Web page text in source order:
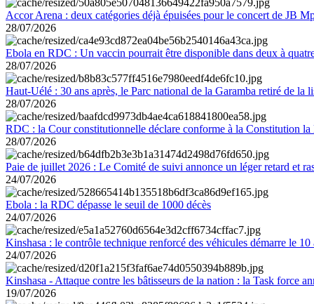
Accor Arena : deux catégories déjà épuisées pour le concert de JB
28/07/2026
Ebola en RDC : Un vaccin pourrait être disponible dans deux à
28/07/2026
Haut-Uélé : 30 ans après, le Parc national de la Garamba retiré de la
28/07/2026
RDC : la Cour constitutionnelle déclare conforme à la Constitution la
28/07/2026
Paie de juillet 2026 : Le Comité de suivi annonce un léger retard et
24/07/2026
Ebola : la RDC dépasse le seuil de 1000 décès
24/07/2026
Kinshasa : le contrôle technique renforcé des véhicules démarre le 10
24/07/2026
Kinshasa - Attaque contre les bâtisseurs de la nation : la Task force
19/07/2026